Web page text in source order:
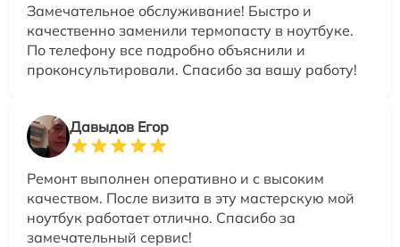
Замечательное обслуживание! Быстро и
качественно заменили термопасту в ноутбуке.
По телефону все подробно объяснили и
проконсультировали. Спасибо за вашу работу!
Давыдов Егор
Ремонт выполнен оперативно и с высоким
качеством. После визита в эту мастерскую мой
ноутбук работает отлично. Спасибо за
замечательный сервис!